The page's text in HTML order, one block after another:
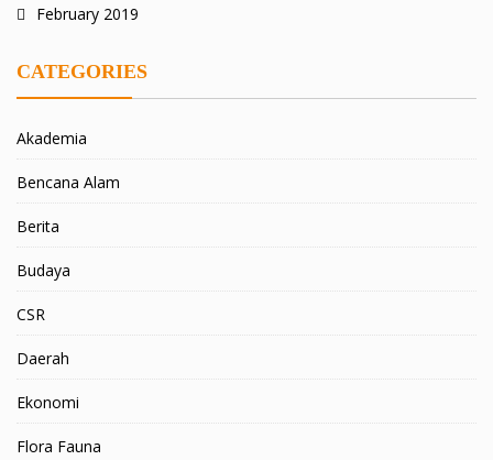
February 2019
CATEGORIES
Akademia
Bencana Alam
Berita
Budaya
CSR
Daerah
Ekonomi
Flora Fauna